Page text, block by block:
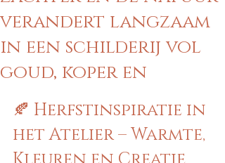
verandert langzaam
in een schilderij vol
goud, koper en
🍂 Herfstinspiratie in
het Atelier – Warmte,